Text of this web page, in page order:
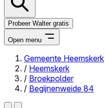
Probeer Walter gratis
Open menu
Close menu
Gemeente Heemskerk
/ Heemskerk
/ Broekpolder
/ Begijnenweide 84